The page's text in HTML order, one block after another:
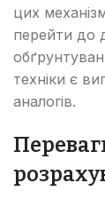
цих
перейти до
техніки є
аналогів.